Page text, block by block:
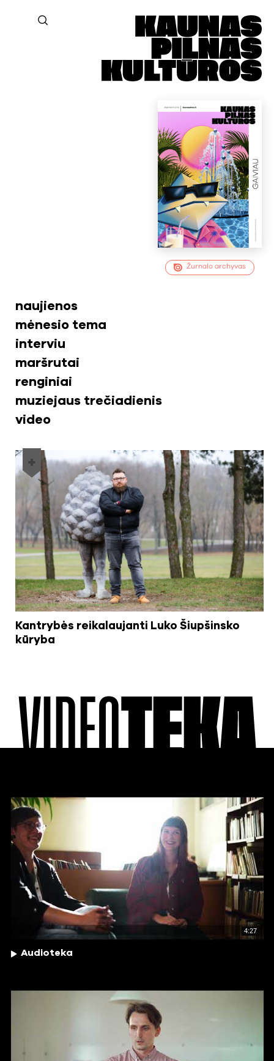
Žurnalo archyvas
Kantrybės reikalaujanti Luko Šiupšinsko
kūryba
naujienos
mėnesio tema
interviu
maršrutai
renginiai
muziejaus trečiadienis
video
VIDEOTEKA
4:27
Audioteka